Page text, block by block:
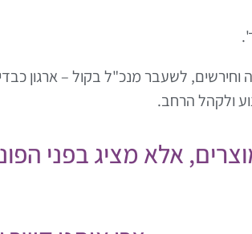
לשעבר מנכ"ל בקול – ארגון
ולקהל הרחב.
מוצרים, אלא מציג בפני